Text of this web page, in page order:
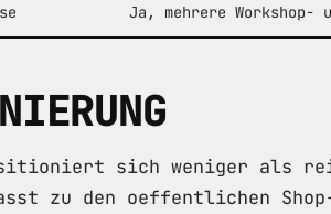
Ja, mehrere Workshop-
sich weniger als
zu den oeffentlichen